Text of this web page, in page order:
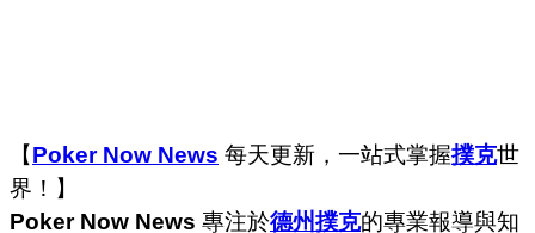
【Poker Now News 每天更新，一站式掌握撲克世
界！】
Poker Now News 專注於德州撲克的專業報導與知